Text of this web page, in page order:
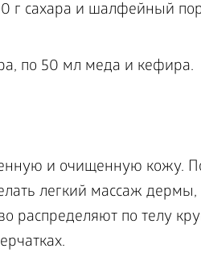
г сахара и шалфейный
по 50 мл меда и кефира.
и очищенную кожу.
легкий массаж дермы,
распределяют по телу